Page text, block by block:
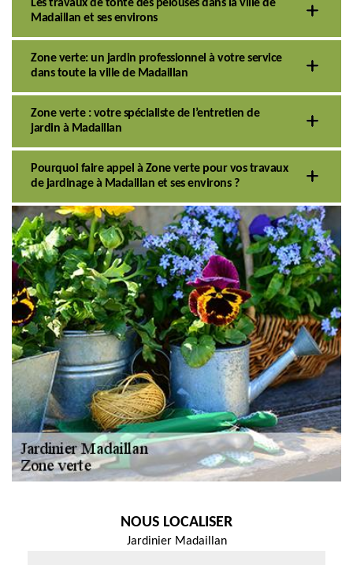
Les travaux de tonte des pelouses dans la ville de
Madaillan et ses environs
Zone verte: un jardin professionnel à votre service
dans toute la ville de Madaillan
Zone verte : votre spécialiste de l’entretien de
jardin à Madaillan
Pourquoi faire appel à Zone verte pour vos travaux
de jardinage à Madaillan et ses environs ?
NOUS LOCALISER
Jardinier Madaillan